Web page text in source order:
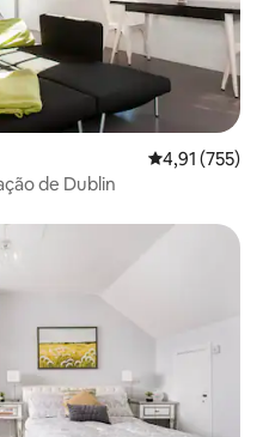
4,91 de uma
4,91 (755)
de Dublin
hóspedes